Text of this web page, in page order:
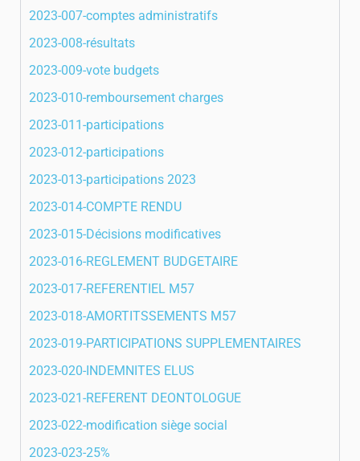
2023-007-comptes administratifs
2023-008-résultats
2023-009-vote budgets
2023-010-remboursement charges
2023-011-participations
2023-012-participations
2023-013-participations 2023
2023-014-COMPTE RENDU
2023-015-Décisions modificatives
2023-016-REGLEMENT BUDGETAIRE
2023-017-REFERENTIEL M57
2023-018-AMORTITSSEMENTS M57
2023-019-PARTICIPATIONS SUPPLEMENTAIRES
2023-020-INDEMNITES ELUS
2023-021-REFERENT DEONTOLOGUE
2023-022-modification siège social
2023-023-25%